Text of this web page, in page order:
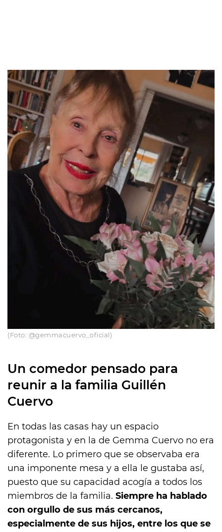
(Foto: @gemmacuervo_oficial)
Un comedor pensado para
reunir a la familia Guillén
Cuervo
En todas las casas hay un espacio
protagonista y en la de Gemma Cuervo no era
diferente. Lo primero que se observaba era
una imponente mesa y a ella le gustaba así,
puesto que su capacidad acogía a todos los
miembros de la familia. Siempre ha hablado
con orgullo de sus más cercanos,
especialmente de sus hijos, entre los que se